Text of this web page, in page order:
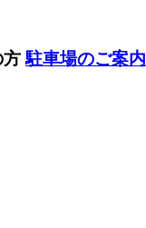
方駐車場のご案内